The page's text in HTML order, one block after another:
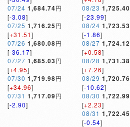
07/24 1,684.74円
[-3.08]
07/25 1,716.25円
[+31.51]
07/26 1,680.08円
[-36.17]
07/27 1,685.03円
[+4.95]
07/30 1,719.98円
[+34.96]
07/31 1,717.09円
[-2.90]
08/23 1,725.40
[-23.99]
08/24 1,723.53
[-1.86]
08/27 1,724.12
[+0.58]
08/28 1,731.38
[+7.26]
08/29 1,720.76
[-10.62]
08/30 1,722.99
[+2.23]
08/31 1,722.45
[-0.54]